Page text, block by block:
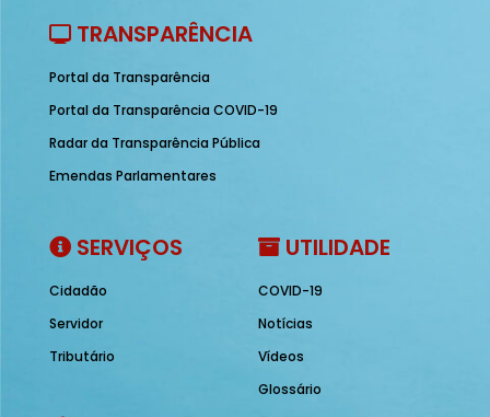
TRANSPARÊNCIA
Portal da Transparência
Portal da Transparência COVID-19
Radar da Transparência Pública
Emendas Parlamentares
SERVIÇOS
Cidadão
Servidor
Tributário
UTILIDADE
COVID-19
Notícias
Vídeos
Glossário